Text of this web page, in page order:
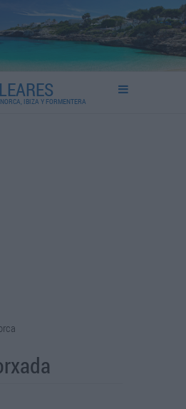
IBIZA Y FORMENTERA